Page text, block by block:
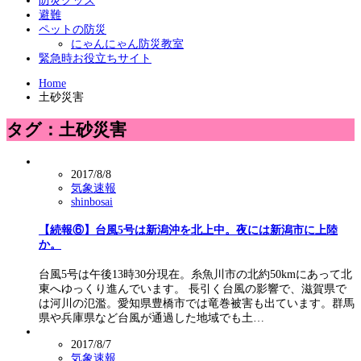
避難
ペットの防災
にゃんにゃん防災教室
緊急時お役立ちサイト
Home
土砂災害
タグ：土砂災害
2017/8/8
気象速報
shinbosai
【続報⑥】台風5号は新潟沖を北上中。夜には新潟市に上陸
か。
台風5号は午後13時30分現在。糸魚川市の北約50kmにあって北
東へゆっくり進んでいます。 長引く台風の影響で、滋賀県で
は河川の氾濫。愛知県豊橋市では竜巻被害も出ています。群馬
県や兵庫県など台風が通過した地域でも土…
2017/8/7
気象速報